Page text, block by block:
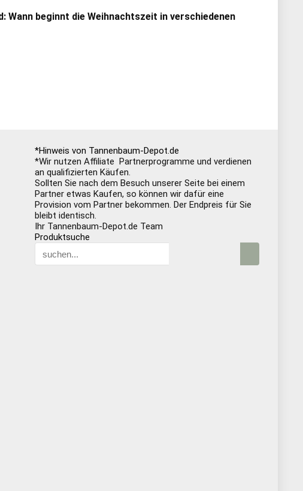
Wann beginnt die Weihnachtszeit in verschiedenen
*Hinweis von Tannenbaum-Depot.de
*Wir nutzen Affiliate Partnerprogramme und verdienen
an qualifizierten Käufen.
Sollten Sie nach dem Besuch unserer Seite bei einem
Partner etwas Kaufen, so können wir dafür eine
Provision vom Partner bekommen. Der Endpreis für Sie
bleibt identisch.
Ihr Tannenbaum-Depot.de Team
Produktsuche